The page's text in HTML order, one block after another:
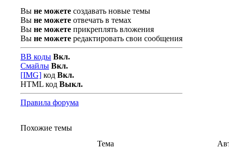
Вы не можете создавать новые темы
Вы не можете отвечать в темах
Вы не можете прикреплять вложения
Вы не можете редактировать свои сообщения
BB коды Вкл.
Смайлы Вкл.
[IMG] код Вкл.
HTML код Выкл.
Правила форума
Похожие темы
Тема